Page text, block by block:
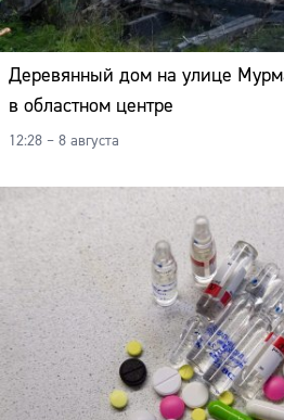
Деревянный дом на улице
в областном центре
12:28 – 8 августа